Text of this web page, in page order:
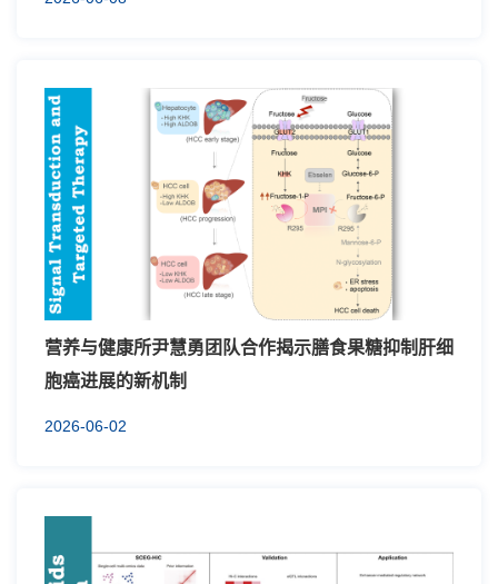
营养与健康所尹慧勇团队合作揭示膳食果糖抑制肝细
胞癌进展的新机制
2026-06-02